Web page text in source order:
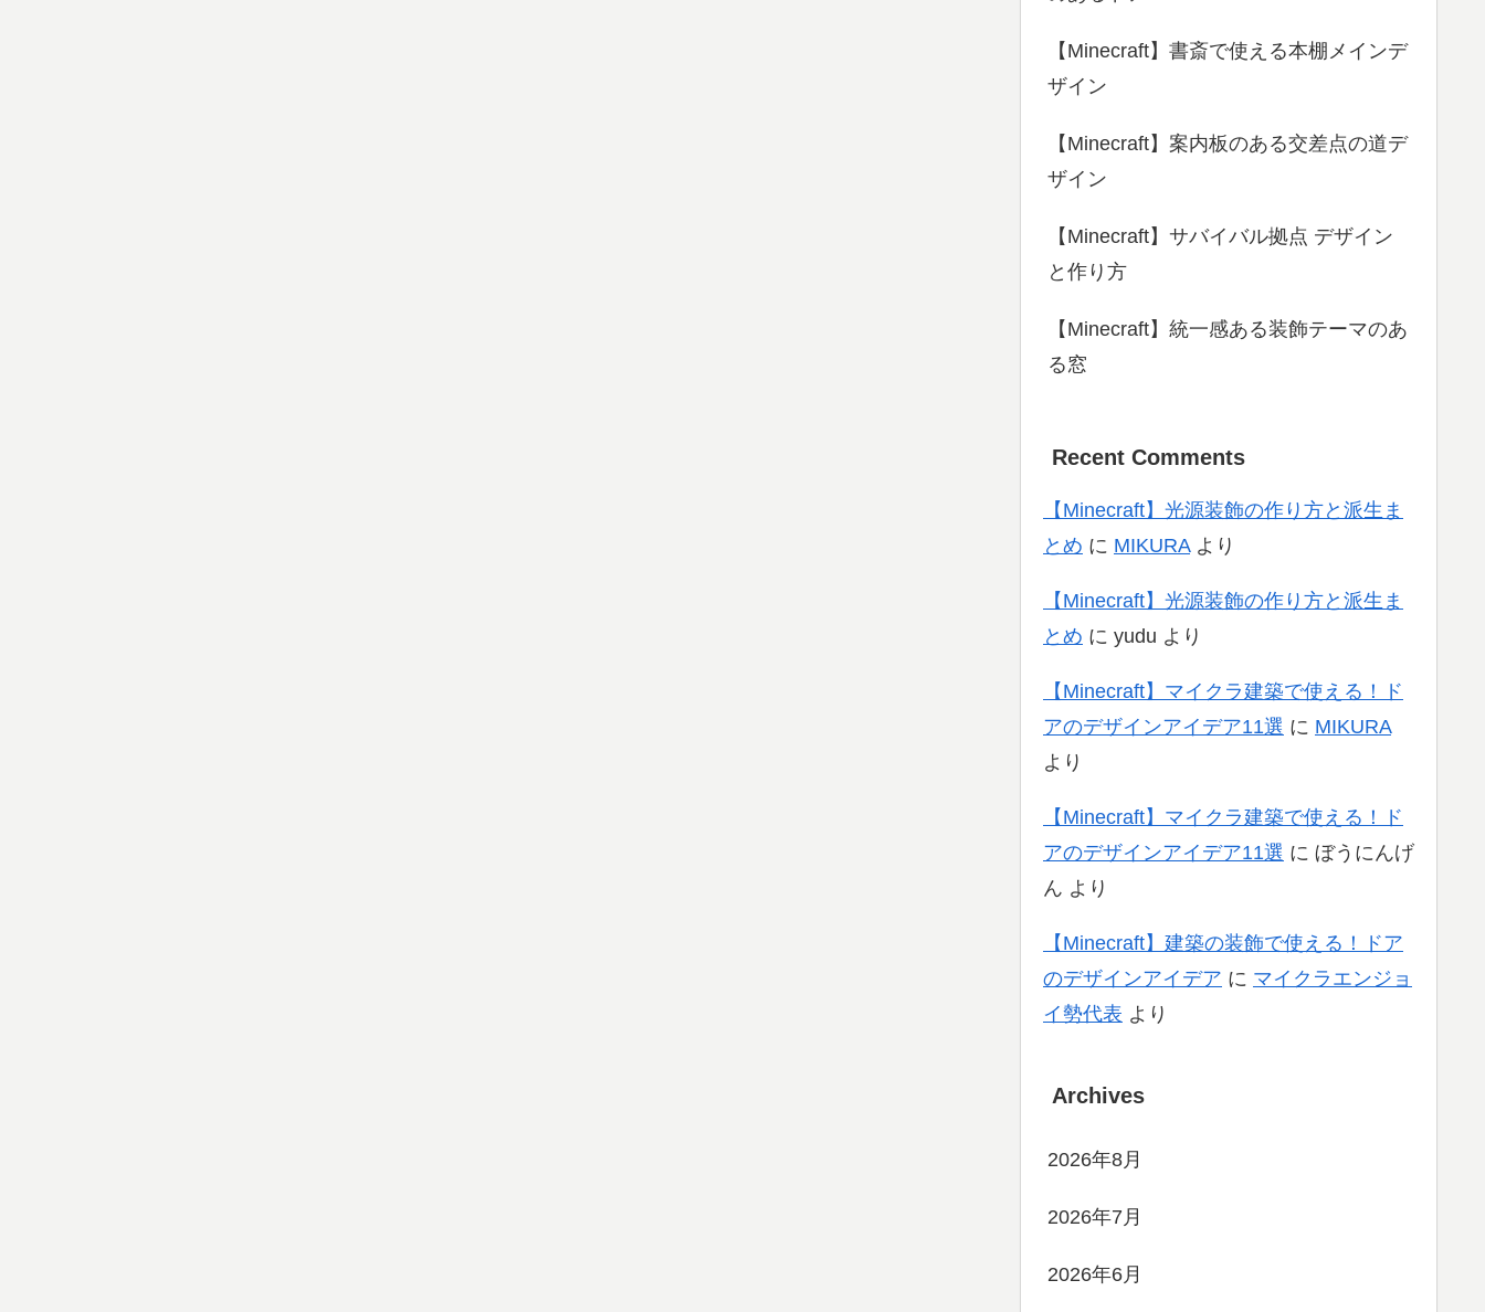
【Minecraft】書斎で使える本棚メインデ
ザイン
【Minecraft】案内板のある交差点の道デ
ザイン
【Minecraft】サバイバル拠点 デザイン
と作り方
【Minecraft】統一感ある装飾テーマのあ
る窓
Recent Comments
【Minecraft】光源装飾の作り方と派生ま
とめ に MIKURAより
【Minecraft】光源装飾の作り方と派生ま
とめ に yudu より
【Minecraft】マイクラ建築で使える！ド
アのデザインアイデア11選 に MIKURA
より
【Minecraft】マイクラ建築で使える！ド
アのデザインアイデア11選 に ぼうにんげ
ん より
【Minecraft】建築の装飾で使える！ドア
のデザインアイデア に マイクラエンジョ
イ勢代表 より
Archives
2026年8月
2026年7月
2026年6月